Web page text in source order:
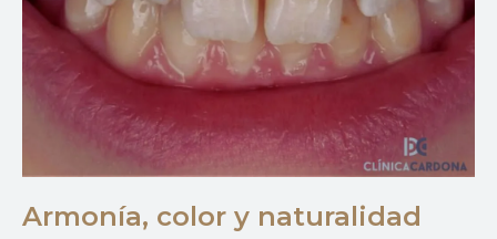
Armonía, color y naturalidad